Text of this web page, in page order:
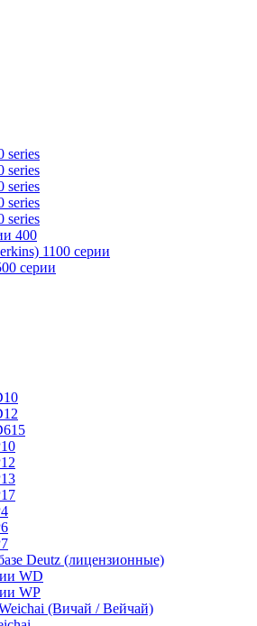
series
series
series
series
series
400
1100 серии
серии
Deutz (лицензионные)
WD
WP
(Вичай / Вейчай)